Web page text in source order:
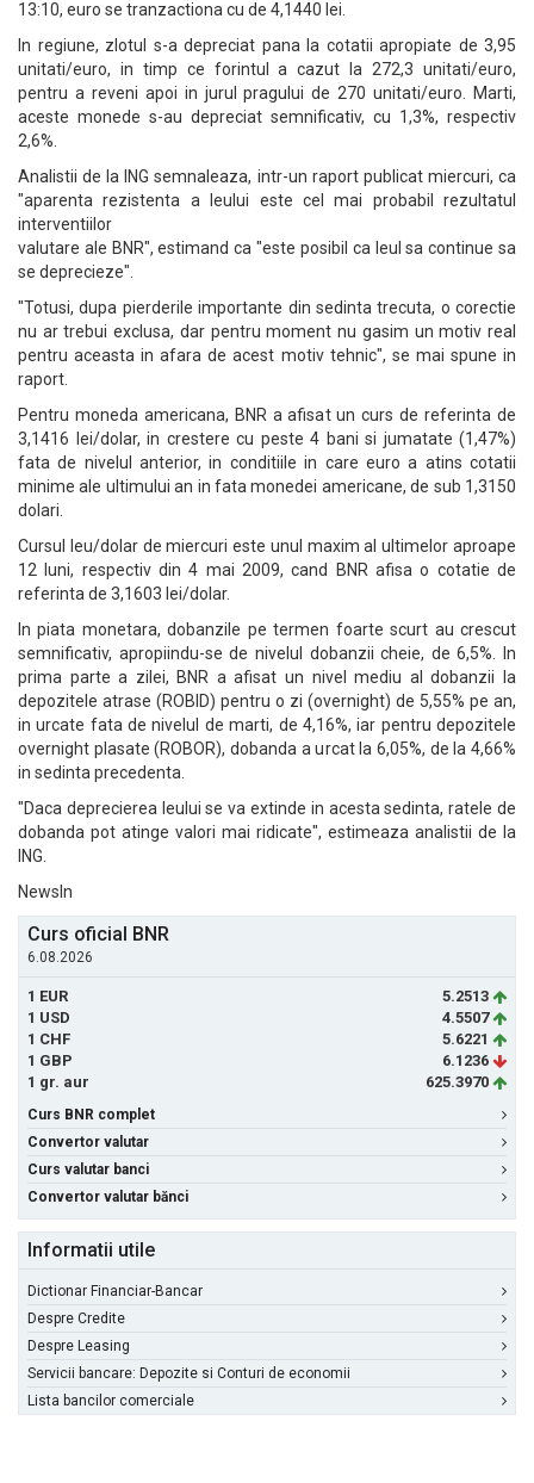
13:10, euro se tranzactiona cu de 4,1440 lei.
In regiune, zlotul s-a depreciat pana la cotatii apropiate de 3,95
unitati/euro, in timp ce forintul a cazut la 272,3 unitati/euro,
pentru a reveni apoi in jurul pragului de 270 unitati/euro. Marti,
aceste monede s-au depreciat semnificativ, cu 1,3%, respectiv
2,6%.
Analistii de la ING semnaleaza, intr-un raport publicat miercuri, ca
"aparenta rezistenta a leului este cel mai probabil rezultatul
interventiilor
valutare ale BNR", estimand ca "este posibil ca leul sa continue sa
se deprecieze".
"Totusi, dupa pierderile importante din sedinta trecuta, o corectie
nu ar trebui exclusa, dar pentru moment nu gasim un motiv real
pentru aceasta in afara de acest motiv tehnic", se mai spune in
raport.
Pentru moneda americana, BNR a afisat un curs de referinta de
3,1416 lei/dolar, in crestere cu peste 4 bani si jumatate (1,47%)
fata de nivelul anterior, in conditiile in care euro a atins cotatii
minime ale ultimului an in fata monedei americane, de sub 1,3150
dolari.
Cursul leu/dolar de miercuri este unul maxim al ultimelor aproape
12 luni, respectiv din 4 mai 2009, cand BNR afisa o cotatie de
referinta de 3,1603 lei/dolar.
In piata monetara, dobanzile pe termen foarte scurt au crescut
semnificativ, apropiindu-se de nivelul dobanzii cheie, de 6,5%. In
prima parte a zilei, BNR a afisat un nivel mediu al dobanzii la
depozitele atrase (ROBID) pentru o zi (overnight) de 5,55% pe an,
in urcate fata de nivelul de marti, de 4,16%, iar pentru depozitele
overnight plasate (ROBOR), dobanda a urcat la 6,05%, de la 4,66%
in sedinta precedenta.
"Daca deprecierea leului se va extinde in acesta sedinta, ratele de
dobanda pot atinge valori mai ridicate", estimeaza analistii de la
ING.
NewsIn
Curs oficial BNR
6.08.2026
1 EUR
5.2513
1 USD
4.5507
1 CHF
5.6221
1 GBP
6.1236
1 gr. aur
625.3970
Curs BNR complet
Convertor valutar
Curs valutar banci
Convertor valutar bănci
Informatii utile
Dictionar Financiar-Bancar
Despre Credite
Despre Leasing
Servicii bancare: Depozite si Conturi de economii
Lista bancilor comerciale